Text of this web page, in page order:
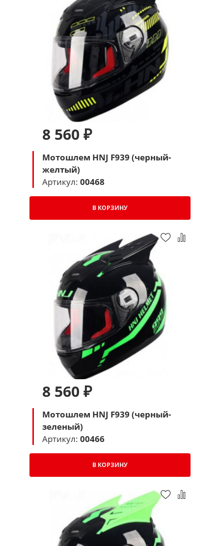
8 560 ₽
Мотошлем HNJ F939 (черный-
желтый)
Артикул: 00468
В КОРЗИНУ
8 560 ₽
Мотошлем HNJ F939 (черный-
зеленый)
Артикул: 00466
В КОРЗИНУ